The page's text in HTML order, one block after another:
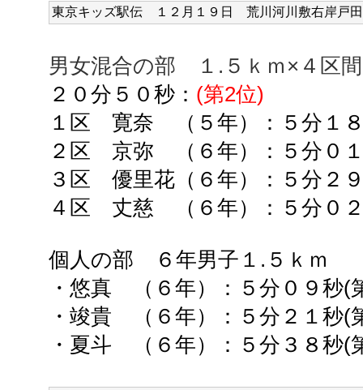
東京キッズ駅伝 １２ 月１９日 荒川河川敷右岸戸
男女混合の部 １.５ｋｍ×４区間
２０分５０秒： (第2位)
１区 寛奈 （５年）：５ 分１
２区 京弥 （６年）：５ 分０
３区 優里花（６年）：５ 分２
４区 丈慈 （６年）：５分０
個人の部 ６年男子１.５ｋｍ
・悠真 （６年）：５分０９秒(
・竣貴 （６年）：５分２１秒(
・夏斗 （６年）：５分３８秒(